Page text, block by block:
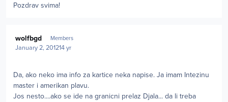
Pozdrav svima!
wolfbgd Members
January 2, 201214 yr
Da, ako neko ima info za kartice neka napise. Ja imam Intezinu
master i amerikan plavu.
Jos nesto....ako se ide na granicni prelaz Djala... da li treba